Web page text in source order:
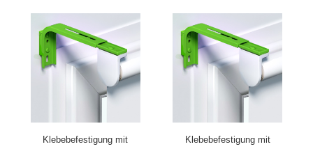
Klebebefestigung mit
Klebebefestigung mit